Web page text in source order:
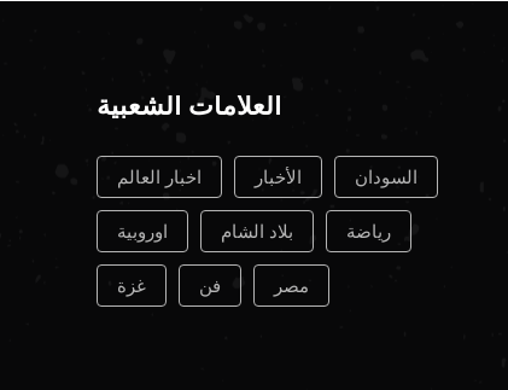
العلامات الشعبية
اخبار العالم الأخبار السودان
اوروبية بلاد الشام رياضة
غزة فن مصر